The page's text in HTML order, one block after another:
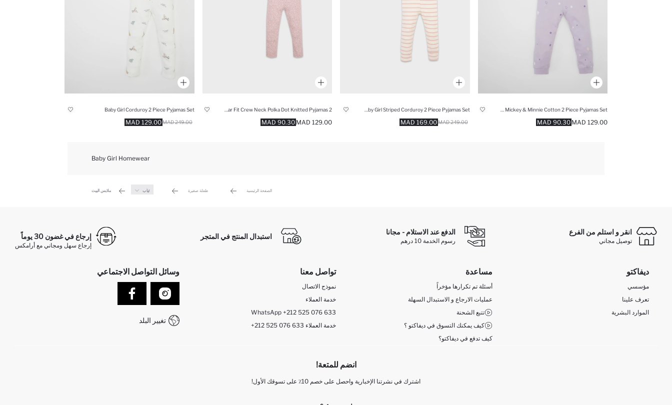
90.30 MAD 129.00 MAD
169.00 MAD 249.00 MAD
90.30 MAD 129.00 MAD
Baby Girl Corduroy 2 Piece Pyjamas Set
129.00 MAD 249.00 MAD
Baby Girl Homewear
الصفحة الرئيسية طفلة صغيرة ثياب ملابس البيت
انقر و استلم من الفرع
توصيل مجاني
الدفع عند الاستلام - مجانا
رسوم الخدمة 10 درهم
استبدال المنتج في المتجر إرجاع في غضون 30 يوماً
إرجاع سهل ومجاني مع أرامكس
ديفاكتو
مؤسسي
تعرف علينا
الموارد البشرية
مساعدة
أسئلة تم تكرارها مؤخراً
عمليات الارجاع و الاستبدال السهلة
تتبع الشحنة
كيف يمكنك التسوق في ديفاكتو ؟
كيف تدفع في ديفاكتو؟
تواصل معنا
نموذج الاتصال
خدمة العملاء
WhatsApp +212 525 076 633
+212 525 076 633 خدمة العملاء
وسائل التواصل الاجتماعي
تغيير البلد
انضم للمتعة!
اشترك في نشرتنا الإخبارية واحصل على خصم 10٪ على تسوقك الأول!